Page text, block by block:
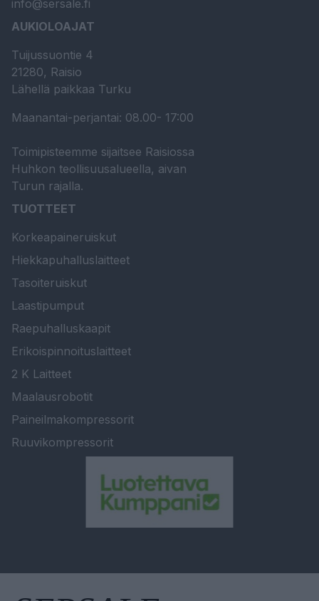
info@sersale.fi
AUKIOLOAJAT
Tuijussuontie 4
21280, Raisio
Lähellä paikkaa Turku
Maanantai-perjantai: 08.00- 17:00
Toimipisteemme sijaitsee Raisiossa
Huhkon teollisuusalueella, aivan
Turun rajalla.
TUOTTEET
Korkeapaineruiskut
Hiekkapuhalluslaitteet
Tasoiteruiskut
Laastipumput
Raepuhalluskaapit
Erikoispinnoituslaitteet
2 K Laitteet
Maalausrobotit
Paineilmakompressorit
Ruuvikompressorit